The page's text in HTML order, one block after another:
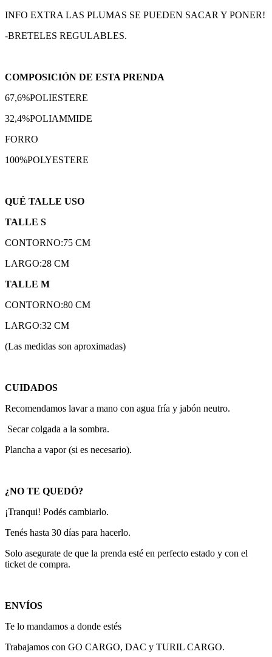
INFO EXTRA LAS PLUMAS SE PUEDEN SACAR Y PONER!
-BRETELES REGULABLES.
COMPOSICIÓN DE ESTA PRENDA
67,6%POLIESTERE
32,4%POLIAMMIDE
FORRO
100%POLYESTERE
QUÉ TALLE USO
TALLE S
CONTORNO:75 CM
LARGO:28 CM
TALLE M
CONTORNO:80 CM
LARGO:32 CM
(Las medidas son aproximadas)
CUIDADOS
Recomendamos lavar a mano con agua fría y jabón neutro.
Secar colgada a la sombra.
Plancha a vapor (si es necesario).
¿NO TE QUEDÓ?
¡Tranqui! Podés cambiarlo.
Tenés hasta 30 días para hacerlo.
Solo asegurate de que la prenda esté en perfecto estado y con el
ticket de compra.
ENVÍOS
Te lo mandamos a donde estés
Trabajamos con GO CARGO, DAC y TURIL CARGO.